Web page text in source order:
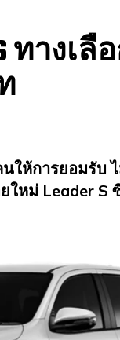
S ทาง
ให้การยอมรับ
หม่ Leader S